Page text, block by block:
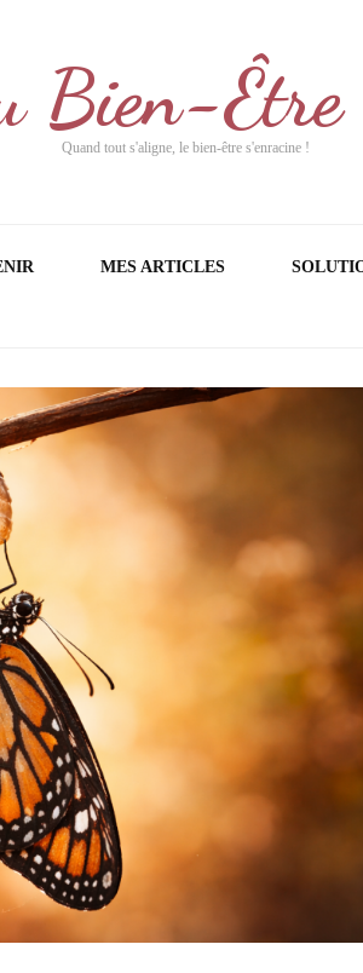
Bien-Être
Quand tout s'aligne, le bien-être s'enracine !
MES ARTICLES